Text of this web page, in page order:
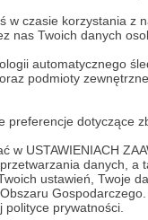
w czasie korzystania z
nas Twoich danych
automatycznego
podmioty
dotyczące
w USTAWIENIACH
danych,
ustawień, Twoje
prywatności.
i
będą
z
prawo
*